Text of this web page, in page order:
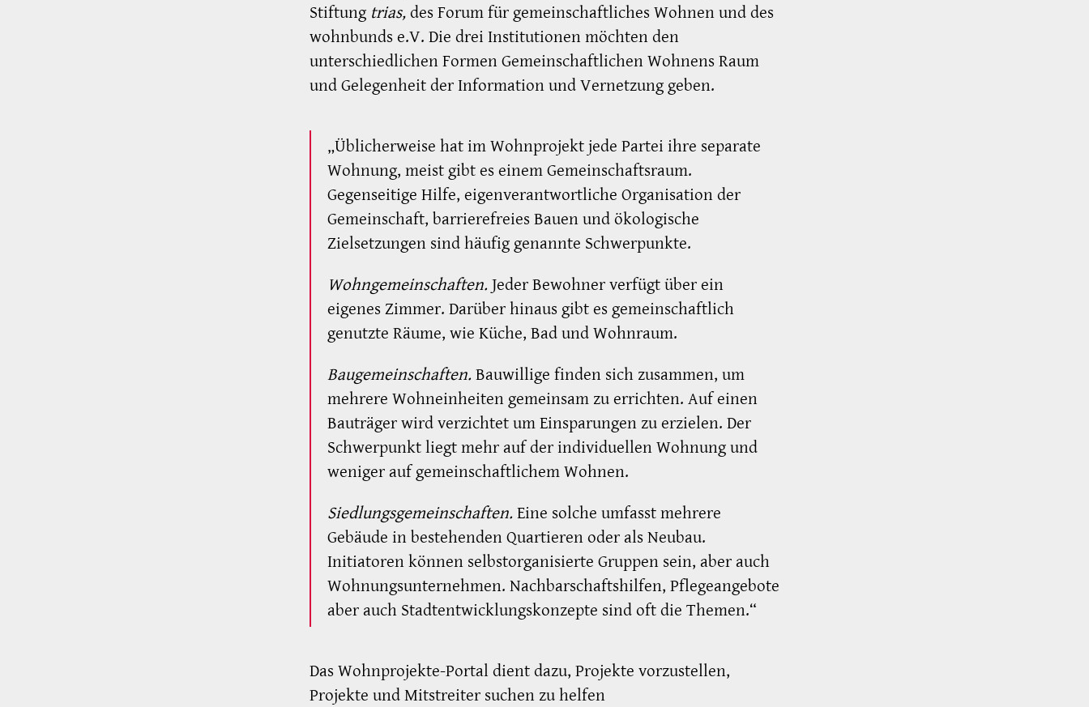
Stiftung trias,des Forum für gemeinschaftliches Wohnen und des
wohnbunds e.V. Die drei Institutionen möchten den
unterschiedlichen Formen Gemeinschaftlichen Wohnens Raum
und Gelegenheit der Information und Vernetzung geben.
„Üblicherweise hat im Wohnprojekt jede Partei ihre separate
Wohnung, meist gibt es einem Gemeinschaftsraum.
Gegenseitige Hilfe, eigenverantwortliche Organisation der
Gemeinschaft, barrierefreies Bauen und ökologische
Zielsetzungen sind häufig genannte Schwerpunkte.
Wohngemeinschaften.Jeder Bewohner verfügt über ein
eigenes Zimmer. Darüber hinaus gibt es gemeinschaftlich
genutzte Räume, wie Küche, Bad und Wohnraum.
Baugemeinschaften.Bauwillige finden sich zusammen, um
mehrere Wohneinheiten gemeinsam zu errichten. Auf einen
Bauträger wird verzichtet um Einsparungen zu erzielen. Der
Schwerpunkt liegt mehr auf der individuellen Wohnung und
weniger auf gemeinschaftlichem Wohnen.
Siedlungsgemeinschaften.Eine solche umfasst mehrere
Gebäude in bestehenden Quartieren oder als Neubau.
Initiatoren können selbstorganisierte Gruppen sein, aber auch
Wohnungsunternehmen. Nachbarschaftshilfen, Pflegeangebote
aber auch Stadtentwicklungskonzepte sind oft die Themen.“
Das Wohnprojekte-Portal dient dazu, Projekte vorzustellen,
Projekte und Mitstreiter suchen zu helfen